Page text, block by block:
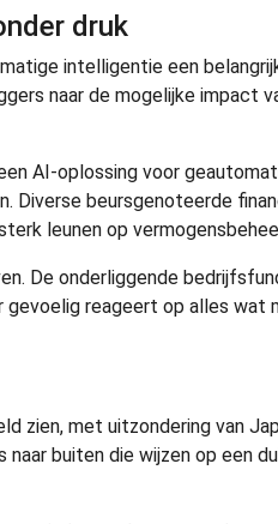
druk
intelligentie een
naar de mogelijke impact
AI-oplossing voor
Diverse beursgenoteerde
leunen op
De onderliggende
reageert op alles wat
zien, met uitzondering van
buiten die wijzen op een